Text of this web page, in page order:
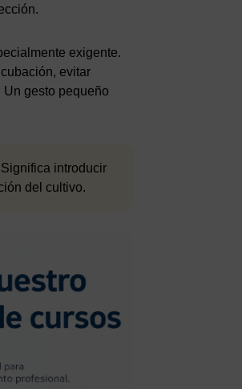
exigente.
evitar
gesto pequeño
introducir
del cultivo.